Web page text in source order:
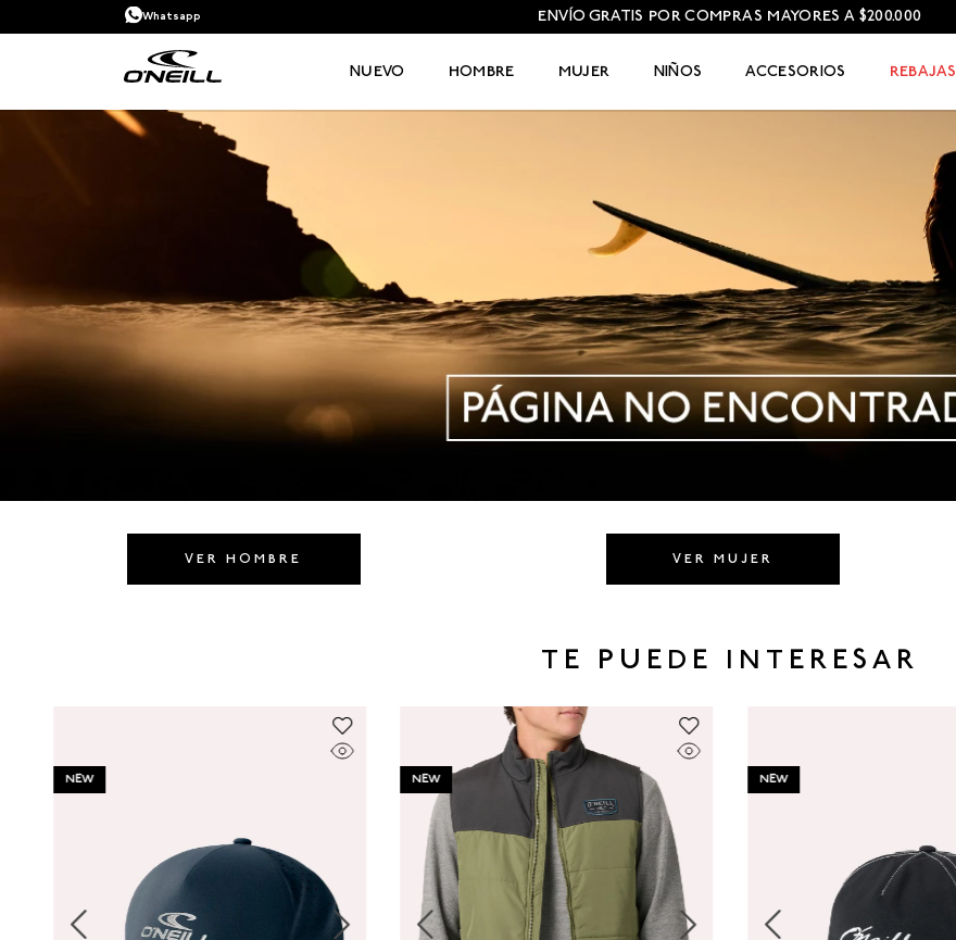
ENVÍO GRATIS POR COMPRAS MAYORES A $200.000
Whatsapp
NUEVO HOMBRE MUJER NIÑOS ACCESORIOS REBAJAS
VER HOMBRE VER MUJER
TE PUEDE INTERESAR
NEW NEW NEW
TÉRMINOS MÁS BUSCADOS
3 PANTALONETA
8. HOMBRE